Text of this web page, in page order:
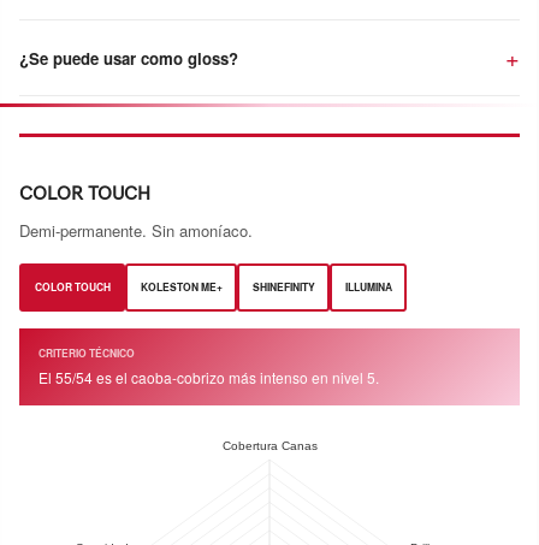
¿Se puede usar como gloss?
COLOR TOUCH
Demi-permanente. Sin amoníaco.
COLOR TOUCH KOLESTON ME+ SHINEFINITY ILLUMINA
CRITERIO TÉCNICO
El 55/54 es el caoba-cobrizo más intenso en nivel 5.